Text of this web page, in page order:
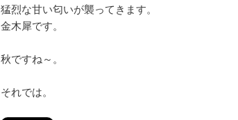
猛烈な甘い匂いが襲ってきます。
金木犀です。
秋ですね～。
それでは。